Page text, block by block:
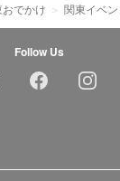
でかけ 関東イベン
Follow Us